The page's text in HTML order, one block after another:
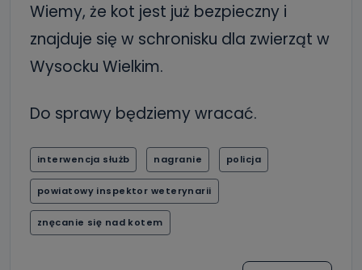
Wiemy, że kot jest już bezpieczny i
znajduje się w schronisku dla zwierząt w
Wysocku Wielkim.
Do sprawy będziemy wracać.
interwencja służb nagranie policja
powiatowy inspektor weterynarii
znęcanie się nad kotem